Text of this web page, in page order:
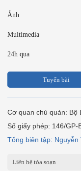
Ảnh
Multimedia
24h qua
Tuyến bài
Cơ quan chủ quản: Bộ
Số giấy phép: 146/
Tổng biên tập: Nguyễn
Liên hệ tòa soạn